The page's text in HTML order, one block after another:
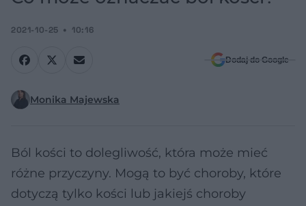
2021-10-25 10:16
Dodaj do Google
Monika Majewska
Ból kości to dolegliwość, która może mieć
różne przyczyny. Mogą to być choroby, które
dotyczą tylko kości lub jakiejś choroby